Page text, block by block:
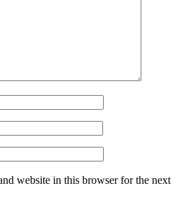
website in this browser for the next